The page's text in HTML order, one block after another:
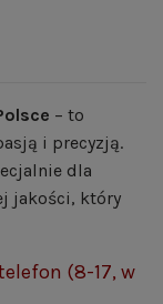
– to
i precyzją.
dla
jakości, który
(8-17, w